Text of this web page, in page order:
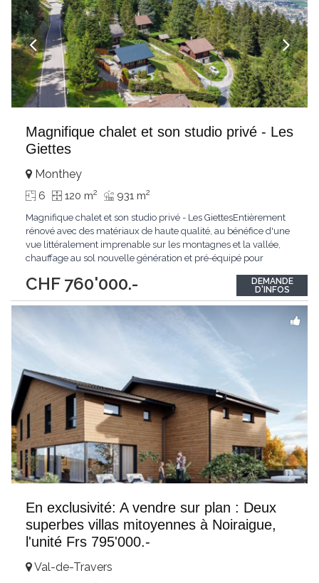
Magnifique chalet et son studio privé - Les
Giettes
CHF 760'000.-
Monthey
6 120 m2 931 m2
Magnifique chalet et son studio privé - Les GiettesEntièrement
rénové avec des matériaux de haute qualité, au bénéfice d'une
vue littéralement imprenable sur les montagnes et la vallée,
chauffage au sol nouvelle génération et pré-équipé pour
découvrir absolument.Érigé sur 3 étages, ce chalet allie charme
et confort moderne....
DEMANDE
D'INFOS
En exclusivité: A vendre sur plan : Deux
superbes villas mitoyennes à Noiraigue,
l'unité Frs 795'000.-
Val-de-Travers